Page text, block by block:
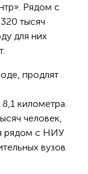
Рядом с
тысяч
для них
продлят
километра.
человек,
рядом с НИУ
вузов